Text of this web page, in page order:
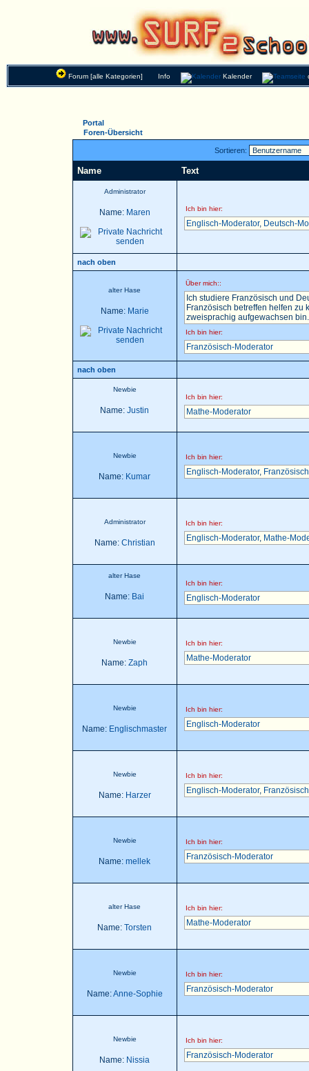
Forum [alle Kategorien] Info Kalender
Portal
Foren-Übersicht
Sortieren:
Name Text
Administrator
Name: Maren Ich bin hier:
Englisch-Moderator, Deutsch-
nach oben
alter Hase
Name: Marie
Über mich::
Ich studiere Französisch und
Französisch betreffen helfen zu
zweisprachig aufgewachsen
Ich bin hier:
Französisch-Moderator
nach oben
Newbie
Name: Justin
Ich bin hier:
Mathe-Moderator
Newbie
Name: Kumar
Ich bin hier:
Englisch-Moderator,
Administrator
Name: Christian
Ich bin hier:
Englisch-Moderator, Mathe-
alter Hase
Name: Bai
Ich bin hier:
Englisch-Moderator
Newbie
Name: Zaph
Ich bin hier:
Mathe-Moderator
Newbie
Name: Englischmaster
Ich bin hier:
Englisch-Moderator
Newbie
Name: Harzer
Ich bin hier:
Englisch-Moderator,
Newbie
Name: mellek
Ich bin hier:
Französisch-Moderator
alter Hase
Name: Torsten
Ich bin hier:
Mathe-Moderator
Newbie
Name:Anne-Sophie
Ich bin hier:
Französisch-Moderator
Newbie
Name: Nissia
Ich bin hier:
Französisch-Moderator